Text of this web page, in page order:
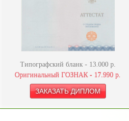
Типографский бланк - 13.000р.
Оригинальный ГОЗНАК - 17.990 р.